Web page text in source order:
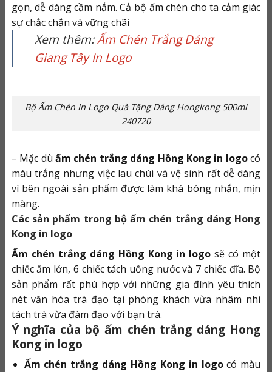
gọn, dễ dàng cầm nắm. Cả bộ ấm chén cho ta cảm giác
sự chắc chắn và vững chãi
Xem thêm:Ấm Chén Trắng Dáng
Giang Tây In Logo
Bộ Ấm Chén In Logo Quà Tặng Dáng Hongkong 500ml
240720
– Mặc dùấm chén trắng dáng Hồng Kong in logocó
màu trắng nhưng việc lau chùi và vệ sinh rất dễ dàng
vì bên ngoài sản phẩm được làm khá bóng nhẵn, mịn
màng.
Các sản phẩm trong bộ ấm chén trắng dáng Hong
Kong in logo
Ấm chén trắng dáng Hồng Kong in logo sẽ có một
chiếc ấm lớn, 6 chiếc tách uống nước và 7 chiếc đĩa. Bộ
sản phẩm rất phù hợp với những gia đình yêu thích
nét văn hóa trà đạo tại phòng khách vừa nhâm nhi
tách trà vừa đàm đạo với bạn trà.
Ý nghĩa của bộ ấm chén trắng dáng Hong
Kong in logo
Ấm chén trắng dáng Hồng Kong in logocó màu